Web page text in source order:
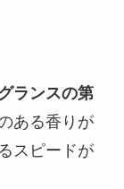
ランスの第
ある香りが
スピードが